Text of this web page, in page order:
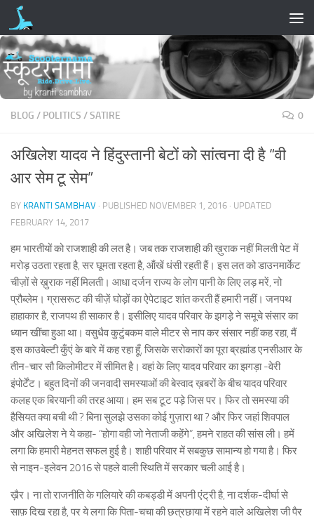
Skip to content
BLOG / POLITICS /SATIRE 0
अखिलेश यादव ने हिंदुस्तानी बेटों को सांत्वना दी है “वी
आर सेम टू सेम”
BY KRANTI SAMBHAV · PUBLISHED NOVEMBER 1, 2016 · UPDATED
FEBRUARY 14, 2017
हम भारतीयों को राजशाही की लत है। जब तक राजशाही की ख़ुराक नहीं मिलती पेट में
मरोड़ उठता रहता है, सर घूमता रहता है, ऑंखें धंसी रहती हैं। इस लत को डाउनमार्केट
चीज़ों से ख़ुराक नहीं मिलती। आधा दर्जन राज्य के लोग पानी के लिए लड़ मरें, नो
प्रौब्लेम। ग्रासरूट की चीज़ें घोड़ों का ऐपेटाइट शांत करती हैं हमारी नहीं। जनपथ
हाहाकार है, राजपथ ही साकार है। इसीलिए यादव परिवार के झगड़े ने समूचे संसार का
ध्यान खींचा हुआ था। वसुधैव कुटुंबकम वाले मीटर से नाप कर संसार नहीं कह रहा, मैं
इस काउबेल्टी कुँएं के बारे में कह रहा हूँ, जिसके सरोकारों का पूरा ब्रह्मांड एनसीआर के
तीन-चार सौ किलोमीटर में सीमित है। वहां के लिए यादव परिवार का झगड़ा -वेरी
इंपोर्टेंट। बहुत दिनों की जनवादी समस्याओं की बेस्वाद ख़बरों के बीच यादव परिवार
कलह एक बिरयानी की तरह आया। हम सब टूट पड़े जिस पर। फिर तो समस्या की
हैसियत क्या बची थी ? बिना सुलझे उसका कोई गुज़ारा था ? और फिर जहां शिवपाल
और अखिलेश ने ये कहा- “होगा वही जो नेताजी कहेंगे”, हमने राहत की सांस ली। हमें
लगा कि हमारी मेहनत सफल हुई है। शाही परिवार में सबकुछ सामान्य हो गया है। फिर
से नाइन-इलेवन 2016 से पहले वाली स्थिति में सरकार चली आई है।
ख़ैर। ना तो राजनीति के गलियारे की कबड्डी में अपनी एंट्री है, ना दर्शक-दीर्घा से
साफ़ दिख रहा है, पर ये लगा कि पिता-चचा की छत्रछाया में रहने वाले अखिलेश जी पैर